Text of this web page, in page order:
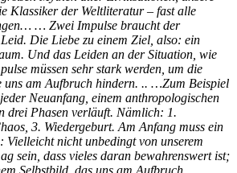
Klassiker der Weltliteratur – fast alle
… Zwei Impulse braucht der
Die Liebe zu einem Ziel, also: ein
Und das Leiden an der Situation, wie
müssen sehr stark werden, um die
uns am Aufbruch hindern. .. …Zum Beispiel
Neuanfang, einem anthropologischen
drei Phasen verläuft. Nämlich: 1.
3. Wiedergeburt. Am Anfang muss ein
Vielleicht nicht unbedingt von unserem
sein, dass vieles daran bewahrenswert ist;
Selbstbild, das uns am Aufbruch